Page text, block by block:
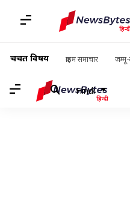
चर्चित विषय क्राइम समाचार जम्मू-
Hindi